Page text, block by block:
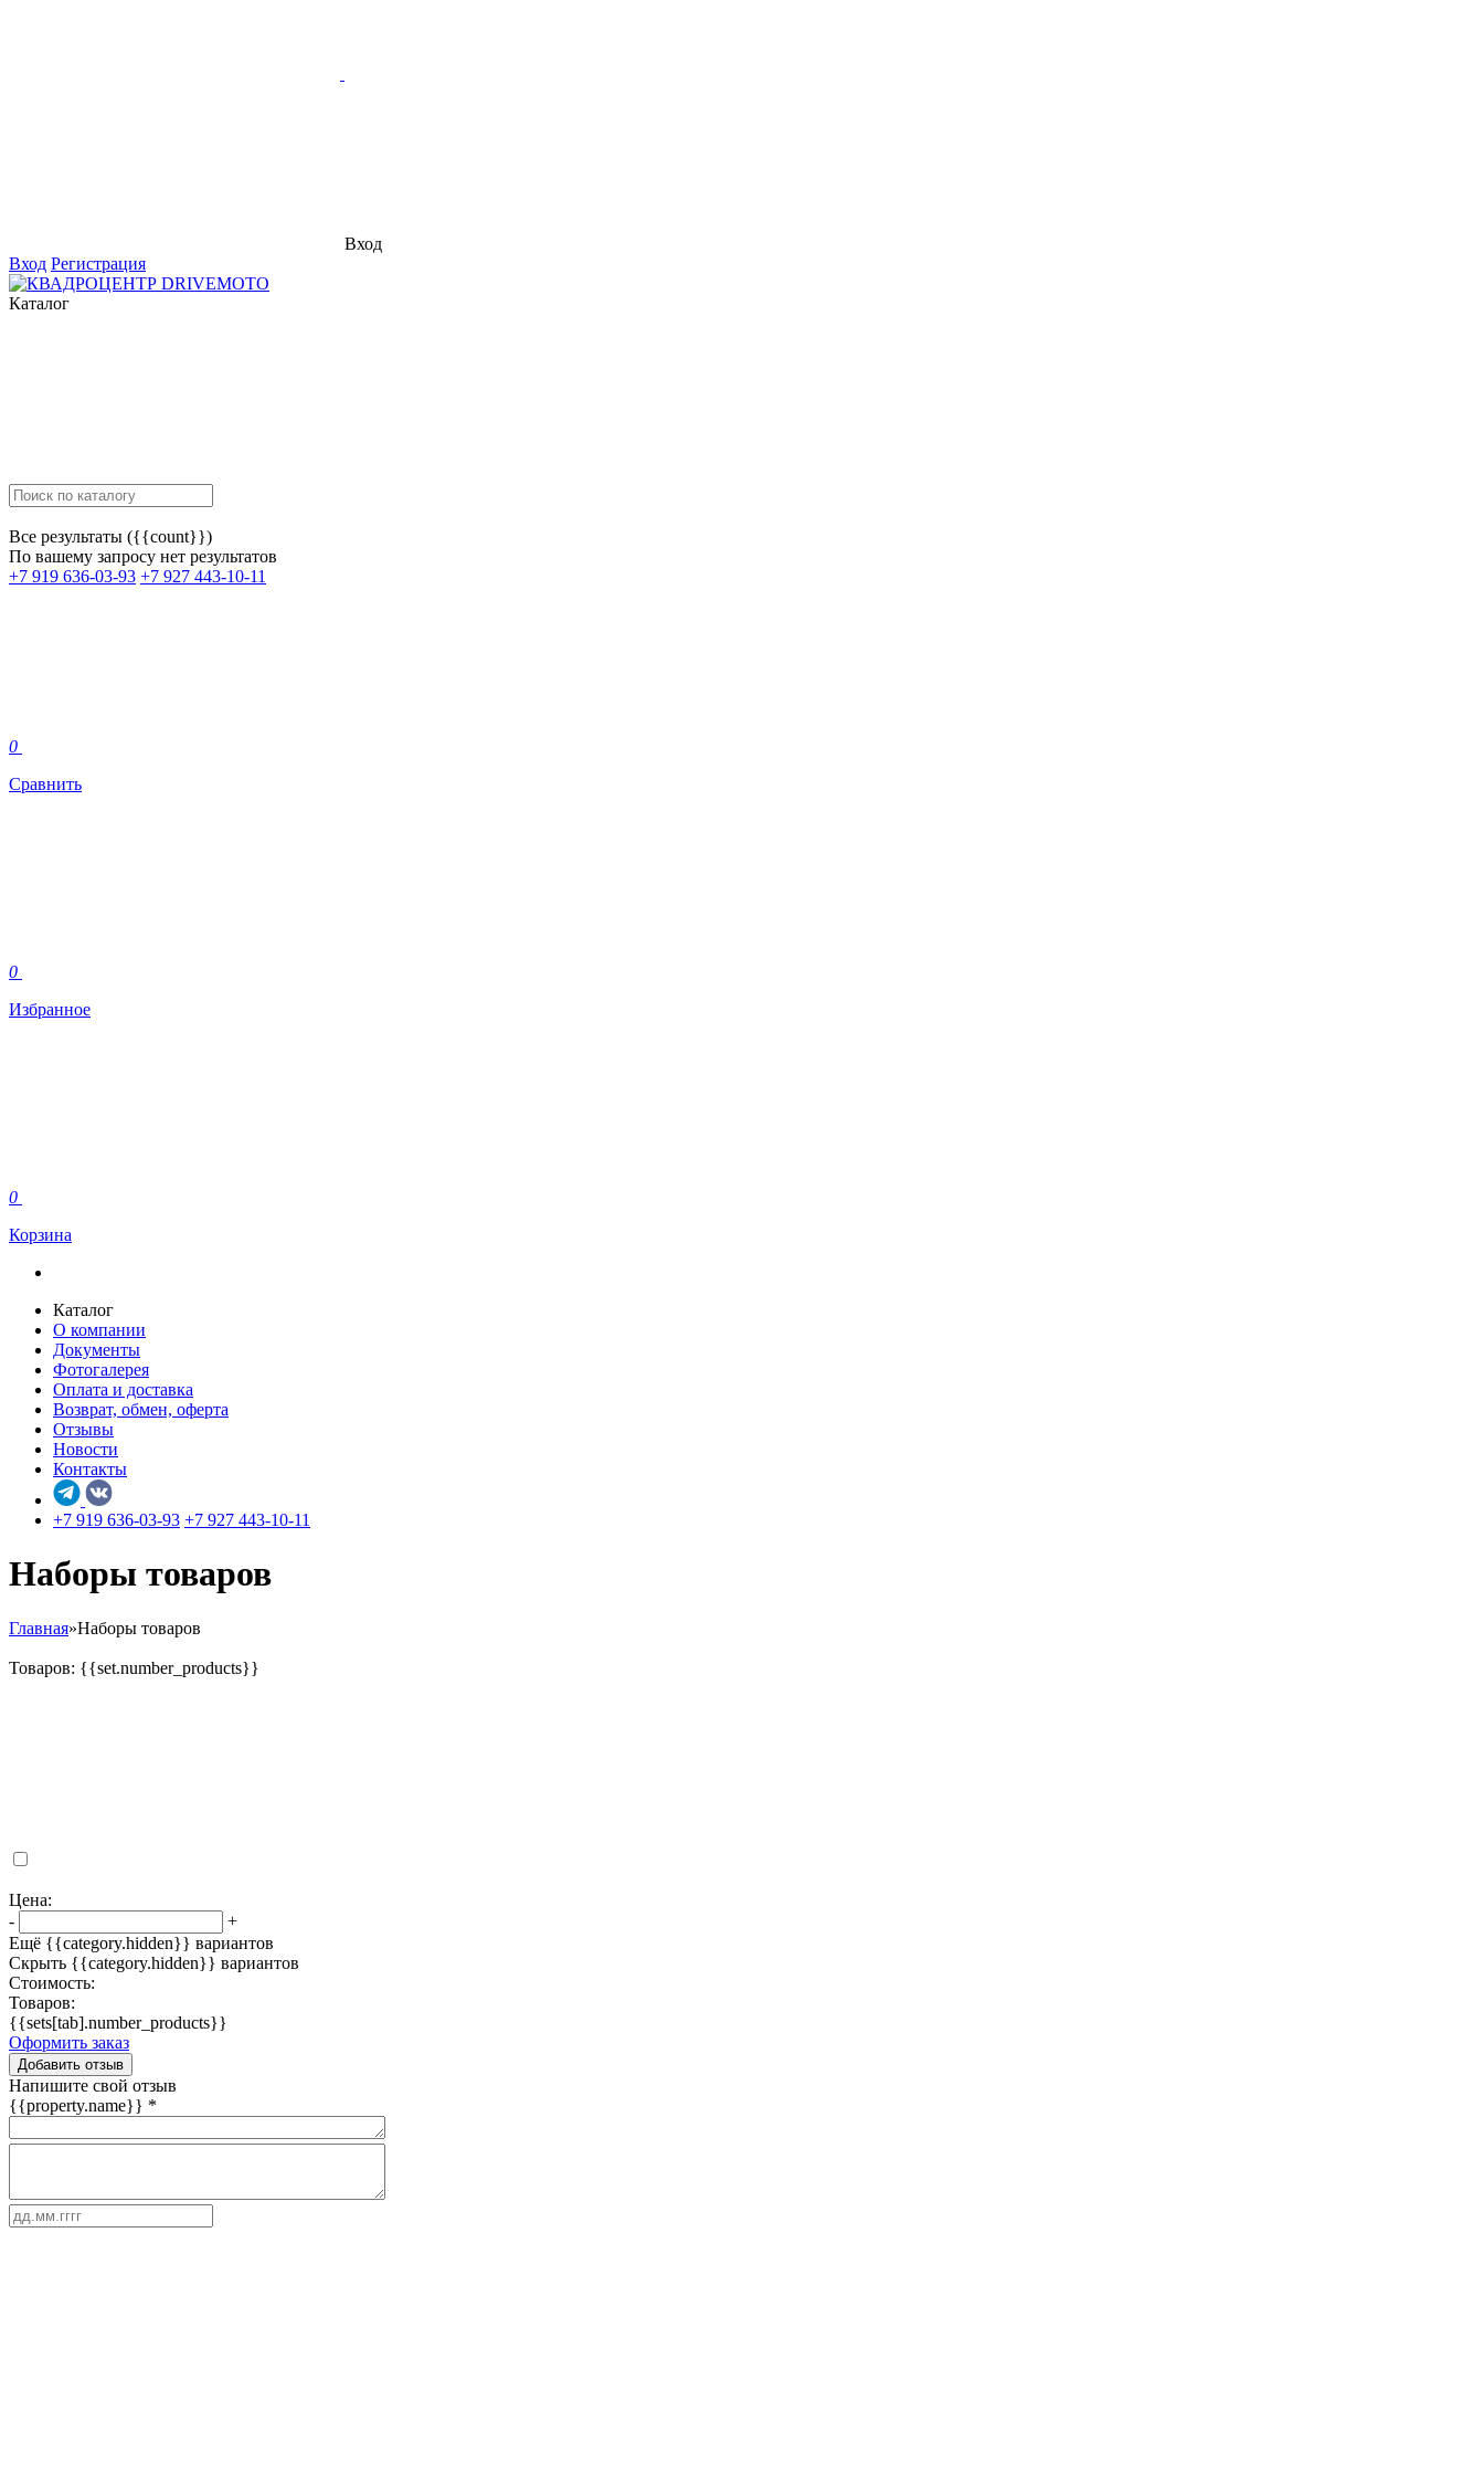
Вход
Вход Регистрация
Каталог
Все результаты ({{count}})
По вашему запросу нет результатов
+7 919 636-03-93 +7 927 443-10-11
0
Сравнить
0
Избранное
0
Корзина
Каталог
О компании
Документы
Фотогалерея
Оплата и доставка
Возврат, обмен, оферта
Отзывы
Новости
Контакты
+7 919 636-03-93 +7 927 443-10-11
Наборы товаров
Главная»Наборы товаров
Товаров: {{set.number_products}}
Цена:
-
+
Ещё {{category.hidden}} вариантов
Скрыть {{category.hidden}} вариантов
Стоимость:
Товаров:
{{sets[tab].number_products}}
Оформить заказ
Добавить отзыв
Напишите свой отзыв
{{property.name}} *